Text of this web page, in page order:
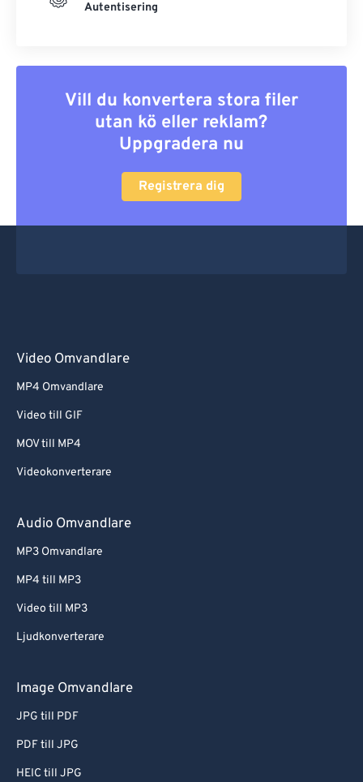
Autentisering
Vill du konvertera stora filer
utan kö eller reklam?
Uppgradera nu
Registrera dig
Video Omvandlare
MP4 Omvandlare
Video till GIF
MOV till MP4
Videokonverterare
Audio Omvandlare
MP3 Omvandlare
MP4 till MP3
Video till MP3
Ljudkonverterare
Image Omvandlare
JPG till PDF
PDF till JPG
HEIC till JPG